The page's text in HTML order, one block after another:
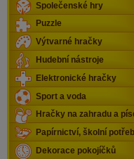
Společenské hry
Puzzle
Výtvarné hračky
Hudební nástroje
Elektronické hračky
Sport a voda
Hračky na zahradu a
Papírnictví, školní
Dekorace pokojíčků